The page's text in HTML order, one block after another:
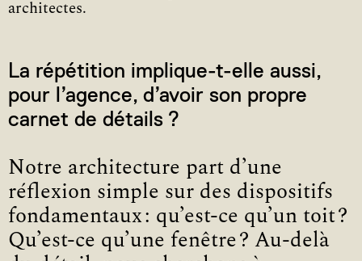
architectes.
La répétition implique-t-elle aussi,
pour l’agence, d’avoir son propre
carnet de détails ?
Notre architecture part d’une
réflexion simple sur des dispositifs
fonda­mentaux : qu’est-ce qu’un toit ?
Qu’est-ce qu’une fenêtre ? Au-delà